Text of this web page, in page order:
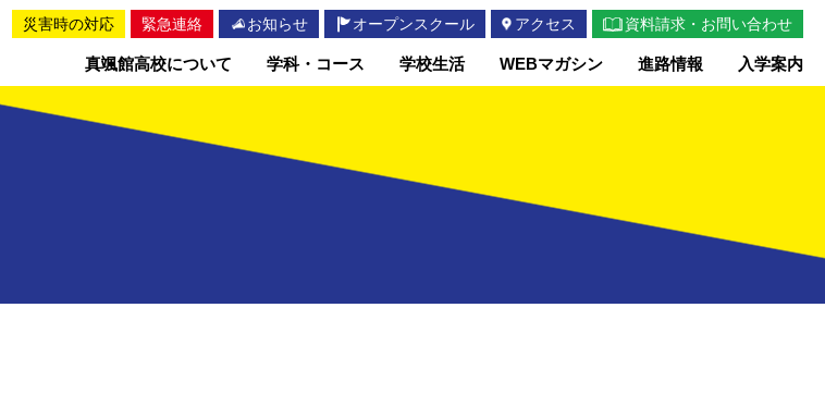
真颯館高校について
学科・コース 学校生活 WEBマガシン 進路情報 入学案内
災害時の対応 緊急連絡 お知らせ オープンスクール アクセス 資料請求・お問い合わせ